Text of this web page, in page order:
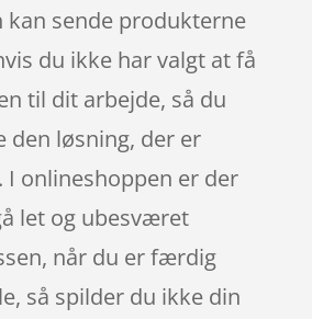
kan sende produkterne
du ikke har valgt at få
til dit arbejde, så du
den løsning, der er
I onlineshoppen er der
let og ubesværet
når du er færdig
så spilder du ikke din